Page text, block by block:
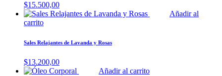
$15.500,00
Añadir al
carrito
Sales Relajantes de Lavanda y Rosas
$13.200,00
Añadir al carrito